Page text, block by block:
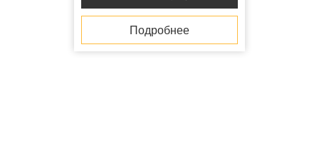
Подробнее